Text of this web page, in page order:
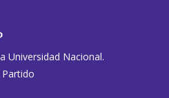
Universidad Nacional.